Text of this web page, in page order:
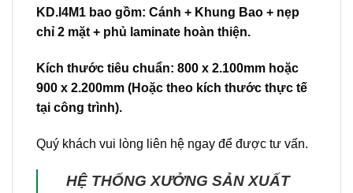
KD.l4M1 bao gồm: Cánh + Khung Bao + nẹp
chỉ 2 mặt + phủ laminate hoàn thiện.
Kích thước tiêu chuẩn: 800 x 2.100mm hoặc
900 x 2.200mm (Hoặc theo kích thước thực tế
tại công trình).
Quý khách vui lòng liên hệ ngay để được tư vấn.
HỆ THỐNG XƯỞNG SẢN XUẤT